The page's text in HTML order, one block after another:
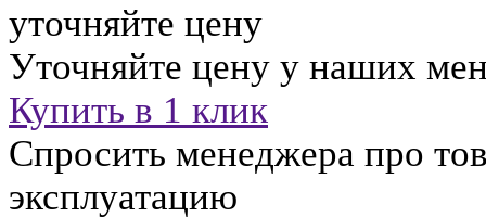
уточняйте цену
Уточняйте цену у наших
Купить в 1 клик
Спросить менеджера про
эксплуатацию